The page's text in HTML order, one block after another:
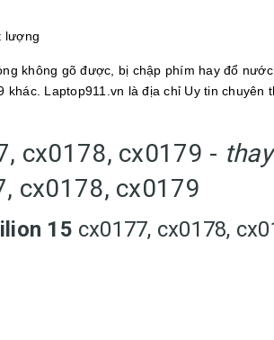
lượng
không gõ được, bị chập phím hay đổ
khác. Laptop911.vn là địa chỉ Uy tin chuyên
cx0178, cx0179 - thay
cx0178, cx0179
15 cx0177, cx0178,